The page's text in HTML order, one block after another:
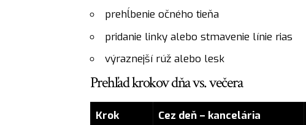
prehĺbenie očného tieňa
pridanie linky alebo stmavenie línie rias
výraznejší rúž alebo lesk
Prehľad krokov dňa vs. večera
Krok
Cez deň – kancelária